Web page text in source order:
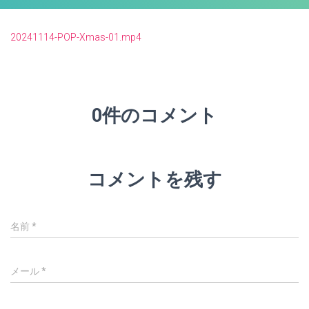
20241114-POP-Xmas-01.mp4
0件のコメント
コメントを残す
名前*
メール*